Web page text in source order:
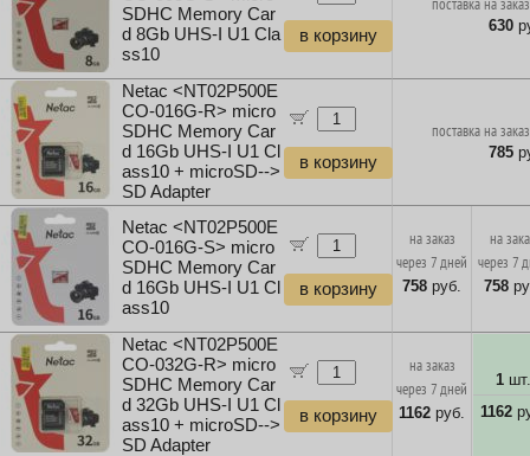
SDHC Memory Car
d 8Gb UHS-I U1 Cla
ss10
в корзину
поставка на
630
Netac <NT02P500E
CO-016G-R> micro
SDHC Memory Car
d 16Gb UHS-I U1 Cl
ass10 + microSD-->
SD Adapter
в корзину
поставка на
785
Netac <NT02P500E
CO-016G-S> micro
SDHC Memory Car
d 16Gb UHS-I U1 Cl
ass10
в корзину
на заказ
через 7 дней
758 руб.
на
через 7
758
Netac <NT02P500E
CO-032G-R> micro
SDHC Memory Car
d 32Gb UHS-I U1 Cl
ass10 + microSD-->
SD Adapter
в корзину
на заказ
через 7 дней
1162 руб.
1шт.
1162